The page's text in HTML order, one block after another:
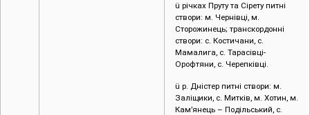
ü річках Пруту та Сірету питні
створи: м. Чернівці, м.
Сторожинець; транскордонні
створи: с. Костичани, с.
Мамалига, с. Тарасівці-
Орофтяни, с. Черепківці.
ü р. Дністер питні створи: м.
Заліщики, с. Митків, м. Хотин, м.
Кам’янець – Подільський, с.